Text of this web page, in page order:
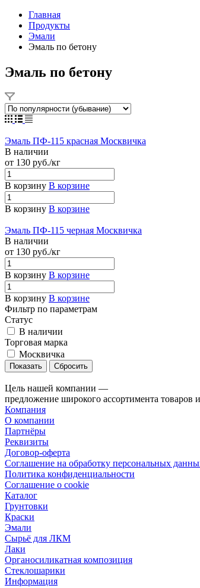
Главная
Продукты
Эмали
Эмаль по бетону
Эмаль по бетону
Эмаль ПФ-115 красная Москвичка
В наличии
от 130 руб./кг
В корзину В корзине
В корзину В корзине
Эмаль ПФ-115 черная Москвичка
В наличии
от 130 руб./кг
В корзину В корзине
В корзину В корзине
Фильтр по параметрам
Статус
В наличии
Торговая марка
Москвичка
Сбросить
Цель нашей компании —
предложение широкого ассортимента товаров
Компания
О компании
Партнёры
Реквизиты
Договор-оферта
Соглашение на обработку персональных
Политика конфиденциальности
Соглашение о cookie
Каталог
Грунтовки
Краски
Эмали
Сырьё для ЛКМ
Лаки
Органосиликатная композиция
Стеклошарики
Информация